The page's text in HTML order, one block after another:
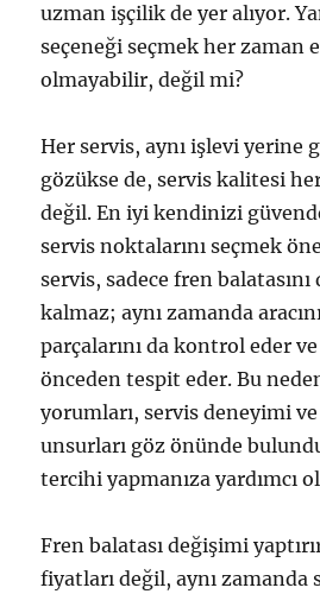
uzman işçilik de yer alıyor.
seçeneği seçmek her zaman
olmayabilir, değil mi?
Her servis, aynı işlevi yerine
gözükse de, servis kalitesi
değil. En iyi kendinizi
servis noktalarını seçmek
servis, sadece fren
kalmaz; aynı zamanda
parçalarını da kontrol eder
önceden tespit eder. Bu
yorumları, servis deneyimi
unsurları göz önünde
tercihi yapmanıza yardımcı
Fren balatası değişimi
fiyatları değil, aynı